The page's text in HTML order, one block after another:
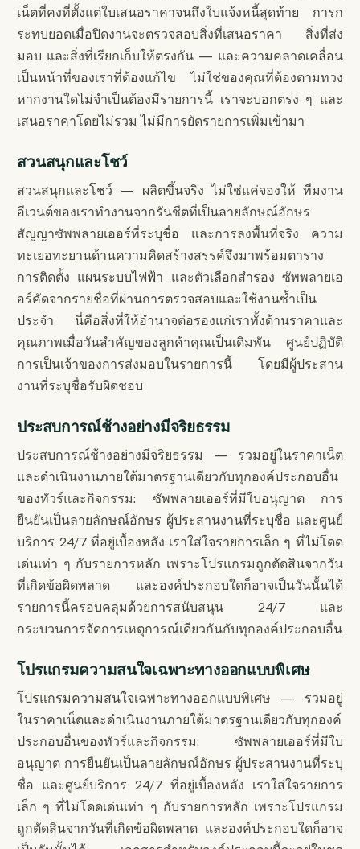
เน็ตที่คงที่ตั้งแต่ใบเสนอราคาจนถึงใบแจ้งหนี้สุดท้าย การก
ระทบยอดเมื่อปิดงานจะตรวจสอบสิ่งที่เสนอราคา สิ่งที่ส่ง
มอบ และสิ่งที่เรียกเก็บให้ตรงกัน — และความคลาดเคลื่อน
เป็นหน้าที่ของเราที่ต้องแก้ไข ไม่ใช่ของคุณที่ต้องตามทวง
หากงานใดไม่จำเป็นต้องมีรายการนี้ เราจะบอกตรง ๆ และ
เสนอราคาโดยไม่รวม ไม่มีการยัดรายการเพิ่มเข้ามา
สวนสนุกและโชว์
สวนสนุกและโชว์ — ผลิตขึ้นจริง ไม่ใช่แค่จองให้ ทีมงาน
อีเวนต์ของเราทำงานจากรันชีตที่เป็นลายลักษณ์อักษร
สัญญาซัพพลายเออร์ที่ระบุชื่อ และการลงพื้นที่จริง ความ
ทะเยอทะยานด้านความคิดสร้างสรรค์จึงมาพร้อมตาราง
การติดตั้ง แผนระบบไฟฟ้า และตัวเลือกสำรอง ซัพพลายเอ
อร์คัดจากรายชื่อที่ผ่านการตรวจสอบและใช้งานซ้ำเป็น
ประจำ นี่คือสิ่งที่ให้อำนาจต่อรองแก่เราทั้งด้านราคาและ
คุณภาพเมื่อวันสำคัญของลูกค้าคุณเป็นเดิมพัน ศูนย์ปฏิบัติ
การเป็นเจ้าของการส่งมอบในรายการนี้ โดยมีผู้ประสาน
งานที่ระบุชื่อรับผิดชอบ
ประสบการณ์ช้างอย่างมีจริยธรรม
ประสบการณ์ช้างอย่างมีจริยธรรม — รวมอยู่ในราคาเน็ต
และดำเนินงานภายใต้มาตรฐานเดียวกับทุกองค์ประกอบอื่น
ของทัวร์และกิจกรรม: ซัพพลายเออร์ที่มีใบอนุญาต การ
ยืนยันเป็นลายลักษณ์อักษร ผู้ประสานงานที่ระบุชื่อ และศูนย์
บริการ 24/7 ที่อยู่เบื้องหลัง เราใส่ใจรายการเล็ก ๆ ที่ไม่โดด
เด่นเท่า ๆ กับรายการหลัก เพราะโปรแกรมถูกตัดสินจากวัน
ที่เกิดข้อผิดพลาด และองค์ประกอบใดก็อาจเป็นวันนั้นได้
รายการนี้ครอบคลุมด้วยการสนับสนุน 24/7 และ
กระบวนการจัดการเหตุการณ์เดียวกันกับทุกองค์ประกอบอื่น
โปรแกรมความสนใจเฉพาะทางออกแบบพิเศษ
โปรแกรมความสนใจเฉพาะทางออกแบบพิเศษ — รวมอยู่
ในราคาเน็ตและดำเนินงานภายใต้มาตรฐานเดียวกับทุกองค์
ประกอบอื่นของทัวร์และกิจกรรม: ซัพพลายเออร์ที่มีใบ
อนุญาต การยืนยันเป็นลายลักษณ์อักษร ผู้ประสานงานที่ระบุ
ชื่อ และศูนย์บริการ 24/7 ที่อยู่เบื้องหลัง เราใส่ใจรายการ
เล็ก ๆ ที่ไม่โดดเด่นเท่า ๆ กับรายการหลัก เพราะโปรแกรม
ถูกตัดสินจากวันที่เกิดข้อผิดพลาด และองค์ประกอบใดก็อาจ